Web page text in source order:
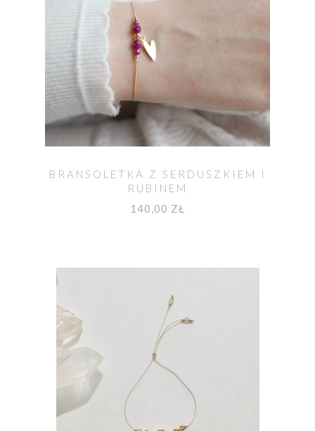
BRANSOLETKA Z SERDUSZKIEM I
RUBINEM
140,00 ZŁ